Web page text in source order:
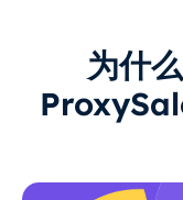
为什